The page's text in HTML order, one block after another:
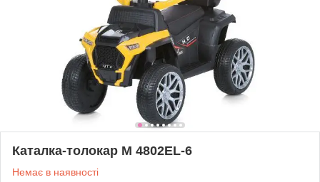
Каталка-толокар M 4802EL-6
Немає в наявності